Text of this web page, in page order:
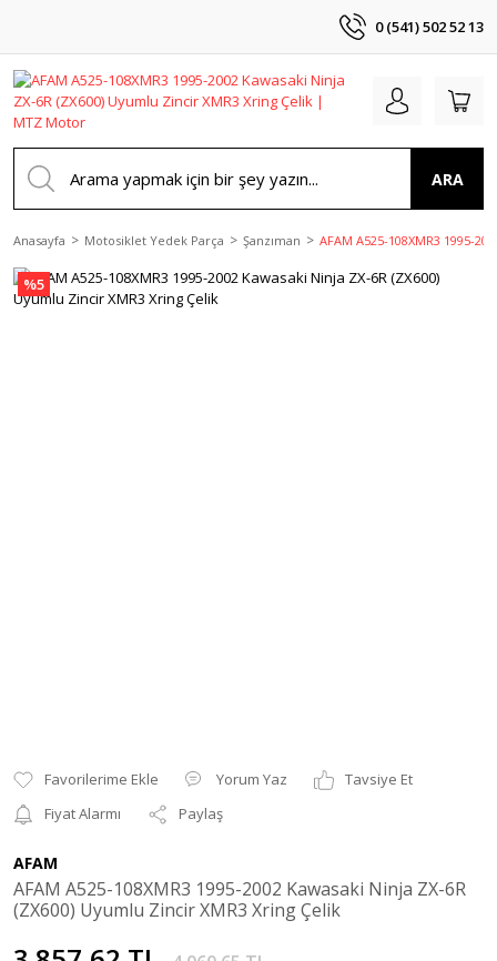
0 (541) 502 52 13
ARA
Anasayfa Motosiklet Yedek Parça Şanzıman AFAM A525-108XMR3 1995-
%5
Yorum Yaz
Tavsiye Et
Fiyat Alarmı
Paylaş
AFAM
AFAM A525-108XMR3 1995-2002 Kawasaki Ninja ZX-6R
(ZX600) Uyumlu Zincir XMR3 Xring Çelik